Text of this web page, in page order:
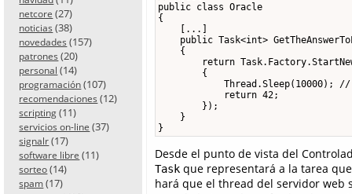
netcore (27)
noticias (38)
novedades (157)
patrones (20)
personal (14)
programación (107)
recomendaciones (12)
scripting (11)
servicios on-line (37)
signalr (17)
software libre (11)
sorteo (14)
spam (17)
public class Oracle
{
    [...]
public Task<int>
    {
return
        {
Thread.Sleep(10000);
            return 42;
        });
    }
}
Desde el punto de vista del
Task que representará a la tarea
hará que el thread del servidor web